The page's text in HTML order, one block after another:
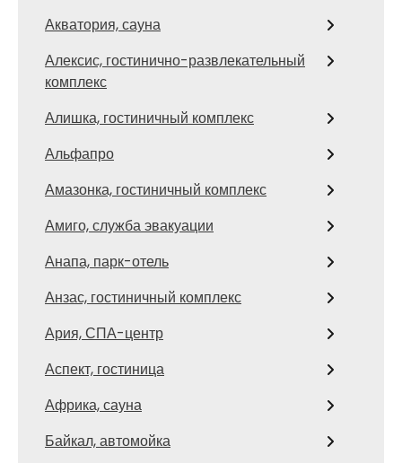
Акватория, сауна
Алексис, гостинично-развлекательный
комплекс
Алишка, гостиничный комплекс
Альфапро
Амазонка, гостиничный комплекс
Амиго, служба эвакуации
Анапа, парк-отель
Анзас, гостиничный комплекс
Ария, СПА-центр
Аспект, гостиница
Африка, сауна
Байкал, автомойка